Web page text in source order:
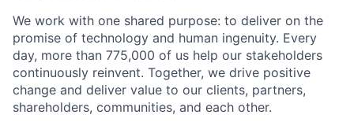
We work with one shared purpose: to deliver on the
promise of technology and human ingenuity. Every
day, more than 775,000 of us help our stakeholders
continuously reinvent. Together, we drive positive
change and deliver value to our clients, partners,
shareholders, communities, and each other.